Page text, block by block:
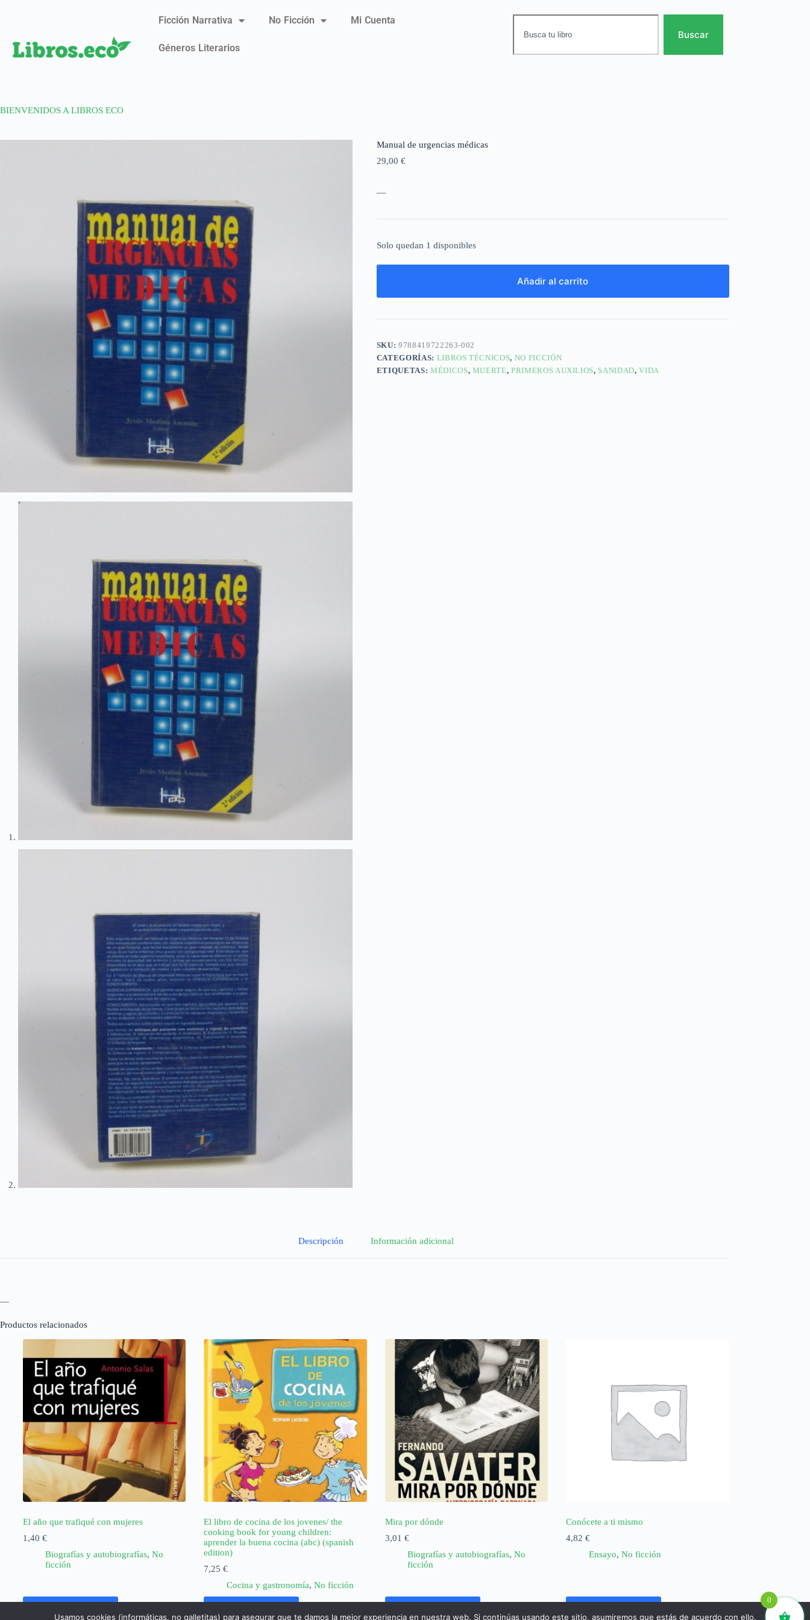
Ficción Narrativa No Ficción Mi Cuenta
Géneros Literarios
Buscar
BIENVENIDOS A LIBROS ECO
Manual de urgencias médicas
29,00 €
—
Solo quedan 1 disponibles
Añadir al carrito
SKU:9788419722263-002
CATEGORÍAS: LIBROS TÉCNICOS, NO FICCIÓN
ETIQUETAS: MÉDICOS, MUERTE,PRIMEROS AUXILIOS, SANIDAD,VIDA
Descripción Información adicional
—
Productos relacionados
El año que trafiqué con mujeres
1,40 €
Biografías y autobiografías, No
ficción
El libro de cocina de los jovenes/ the
cooking book for young children:
aprender la buena cocina (abc) (spanish
edition)
7,25€
Cocina y gastronomía, No ficción
Mira por dónde
3,01 €
Biografías y autobiografías,No
ficción
Conócete a ti mismo
4,82€
Ensayo, No ficción
0
Usamos cookies (informáticas, no galletitas) para asegurar que te damos la mejor experiencia en nuestra web. Si continúas usando este sitio, asumiremos que estás de acuerdo con ello.